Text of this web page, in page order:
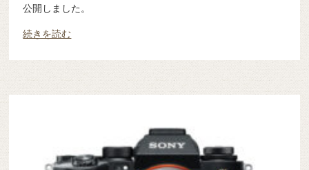
公開しました。
続きを読む